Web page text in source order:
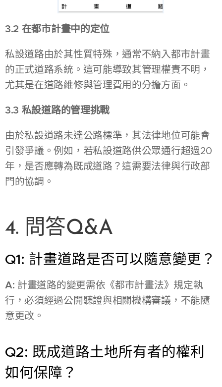
3.2 在都市計畫中的定位
私設道路由於其性質特殊，通常不納入都市計畫
的正式道路系統。這可能導致其管理權責不明，
尤其是在道路維修與管理費用的分擔方面。
3.3 私設道路的管理挑戰
由於私設道路未達公路標準，其法律地位可能會
引發爭議。例如，若私設道路供公眾通行超過20
年，是否應轉為既成道路？這需要法律與行政部
門的協調。
4. 問答Q&A
Q1: 計畫道路是否可以隨意變更？
A: 計畫道路的變更需依《都市計畫法》規定執
行，必須經過公開聽證與相關機構審議，不能隨
意更改。
Q2: 既成道路土地所有者的權利
如何保障？